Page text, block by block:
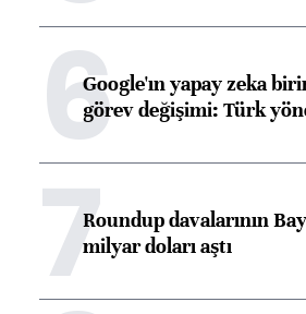
6Google'ın yapay zeka
görev değişimi: Türk
7Roundup davalarının
milyar doları aştı